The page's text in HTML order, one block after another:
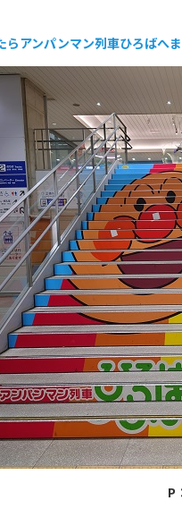
らアンパンマン列車ひろばへ
P